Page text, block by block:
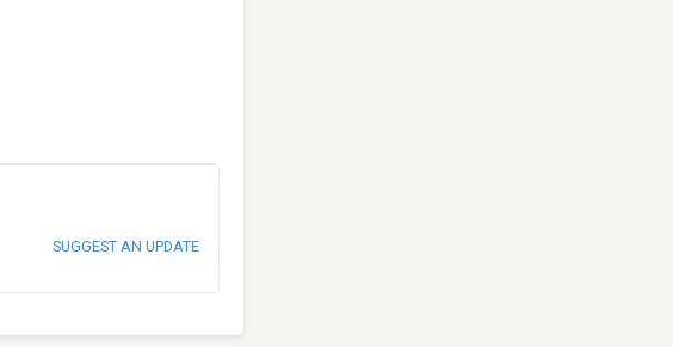
SUGGEST AN UPDATE